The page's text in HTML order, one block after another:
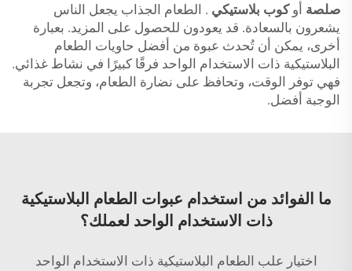
صلصة أوكوب بلاستيكي . الطعام الجذاب يجعل الناس
يشعرون بالسعادة. قد يعودون للحصول على المزيد. بعبارة
أخرى، يمكن أن تُحدث عبوة من أفضل حاويات الطعام
البلاستيكية ذات الاستخدام الواحد فرقًا كبيرًا في نشاط غذائي.
فهي توفر الوقت، وتحافظ على نضارة الطعام، وتجعل تجربة
الوجبة أفضل.
ما الفوائد من استخدام عبوات الطعام البلاستيكية
ذات الاستخدام الواحد لعملك؟
اختيار علب الطعام البلاستيكية ذات الاستخدام الواحد